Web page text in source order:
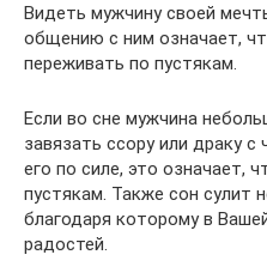
Видеть мужчину своей
общению с ним означает,
переживать по пустякам.
Если во сне мужчина
завязать ссору или драку
его по силе, это означает,
пустякам. Также сон сулит
благодаря которому в
радостей.